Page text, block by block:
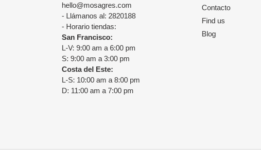
hello@mosagres.com
- Llámanos al: 2820188
- Horario tiendas:
San Francisco:
L-V: 9:00 am a 6:00 pm
S: 9:00 am a 3:00 pm
Costa del Este:
L-S: 10:00 am a 8:00 pm
D: 11:00 am a 7:00 pm
Contacto
Find us
Blog